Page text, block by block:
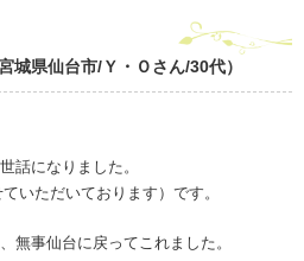
城県仙台市/Ｙ・Ｏさん/30代）
話になりました。
いただいております）です。
無事仙台に戻ってこれました。